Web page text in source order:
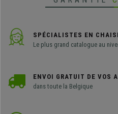
SPÉCIALISTES EN
Le plus grand catalogue au
ENVOI GRATUIT DE VOS
dans toute la Belgique